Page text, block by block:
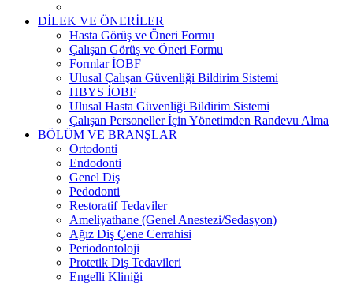
DİLEK VE ÖNERİLER
Hasta Görüş ve Öneri Formu
Çalışan Görüş ve Öneri Formu
Formlar İOBF
Ulusal Çalışan Güvenliği Bildirim Sistemi
HBYS İOBF
Ulusal Hasta Güvenliği Bildirim Sistemi
Çalışan Personeller İçin Yönetimden Randevu Alma
BÖLÜM VE BRANŞLAR
Ortodonti
Endodonti
Genel Diş
Pedodonti
Restoratif Tedaviler
Ameliyathane (Genel Anestezi/Sedasyon)
Ağız Diş Çene Cerrahisi
Periodontoloji
Protetik Diş Tedavileri
Engelli Kliniği